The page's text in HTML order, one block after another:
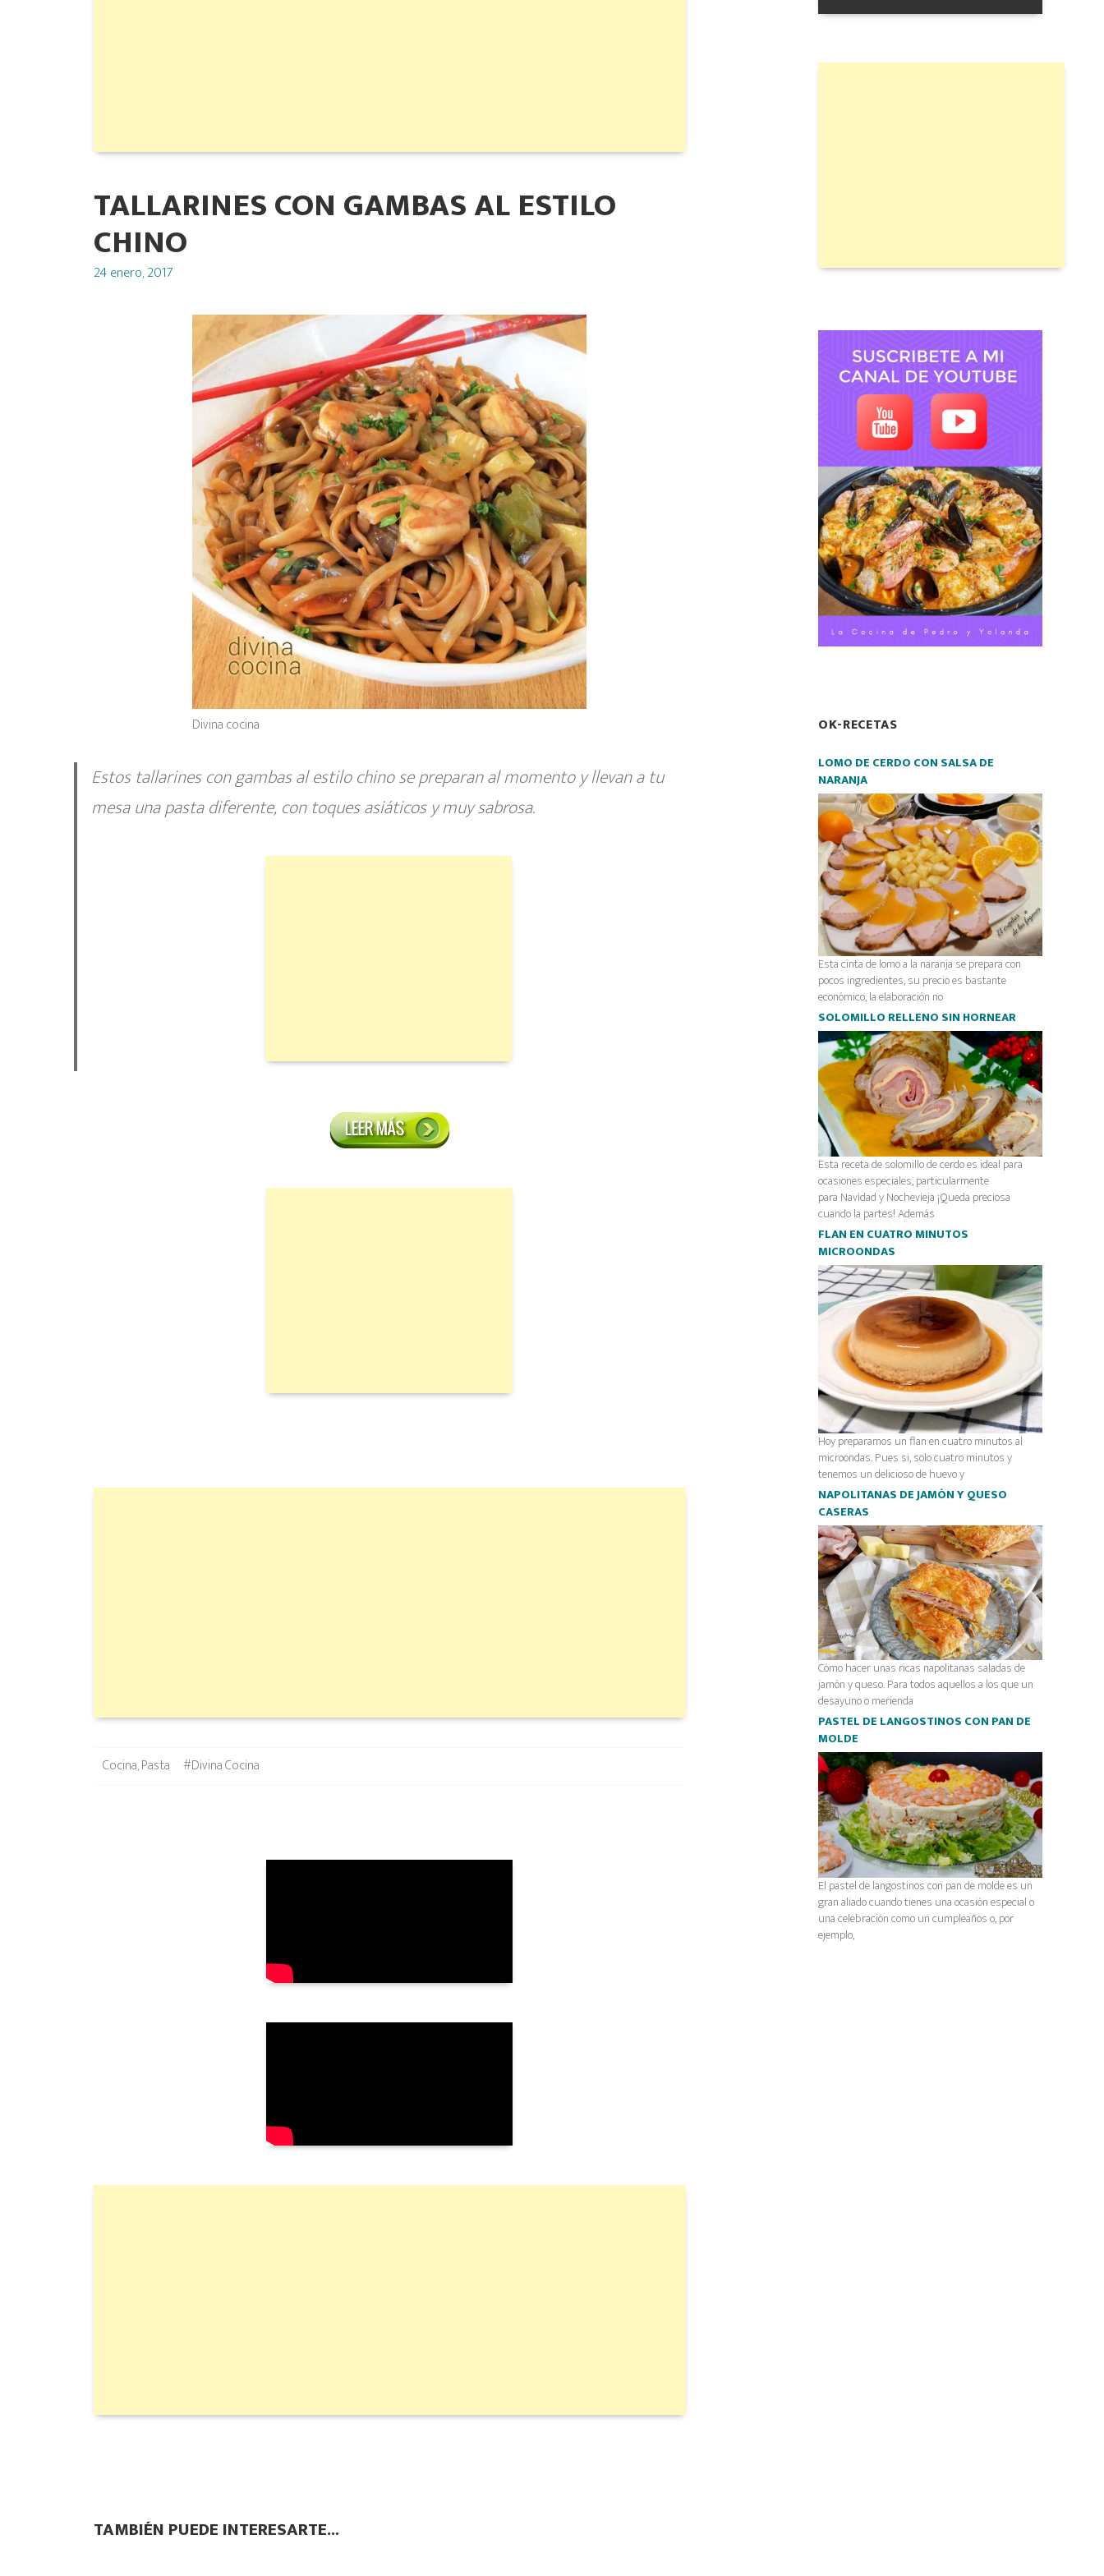
TALLARINES CON GAMBAS AL ESTILO
CHINO
Posted
24 enero, 2017
Divina cocina
Estos tallarines con gambas al estilo chino se preparan al momento y llevan a tu
mesa una pasta diferente, con toques asiáticos y muy sabrosa.
Categories
Cocina,Pasta Tags
#Divina Cocina
TAMBIÉN PUEDE INTERESARTE...
OK-RECETAS
LOMO DE CERDO CON SALSA DE
NARANJA
Esta cinta de lomo a la naranja se prepara con
pocos ingredientes, su precio es bastante
económico, la elaboración no
SOLOMILLO RELLENO SIN HORNEAR
Esta receta de solomillo de cerdo es ideal para
ocasiones especiales, particularmente
para Navidad y Nochevieja ¡Queda preciosa
cuando la partes! Además
FLAN EN CUATRO MINUTOS
MICROONDAS
Hoy preparamos un flan en cuatro minutos al
microondas. Pues si, solo cuatro minutos y
tenemos un delicioso de huevo y
NAPOLITANAS DE JAMÓN Y QUESO
CASERAS
Cómo hacer unas ricas napolitanas saladas de
jamón y queso. Para todos aquellos a los que un
desayuno o merienda
PASTEL DE LANGOSTINOS CON PAN DE
MOLDE
El pastel de langostinos con pan de molde es un
gran aliado cuando tienes una ocasión especial o
una celebración como un cumpleaños o, por
ejemplo,